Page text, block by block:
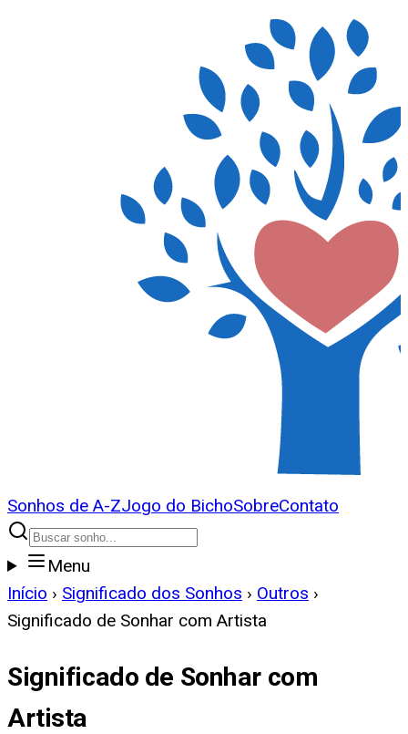
Sonhos de A-ZJogo do BichoSobreContato
Menu
Início › Significado dos Sonhos › Outros ›
Significado de Sonhar com Artista
Significado de Sonhar com
Artista